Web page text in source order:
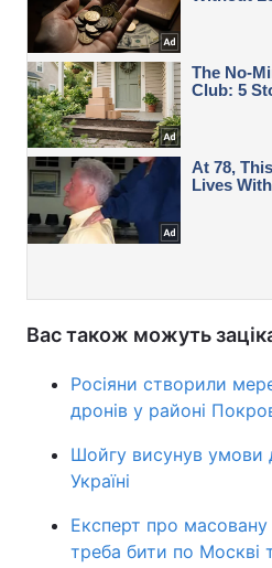
Вас також можуть
Росіяни створили
дронів у районі
Шойгу висунув умови
Україні
Експерт про масовану
треба бити по Москві